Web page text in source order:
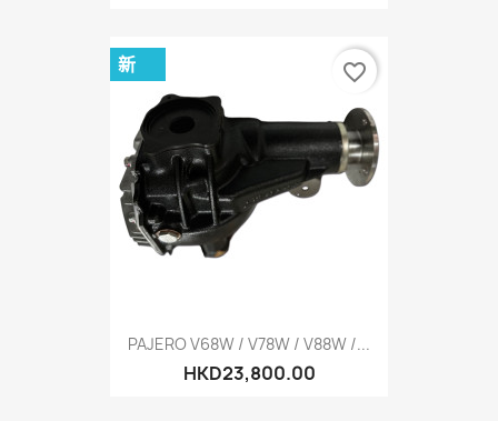
PAJERO V68W / V78W / V88W /...
HKD23,800.00
新 favorite_border